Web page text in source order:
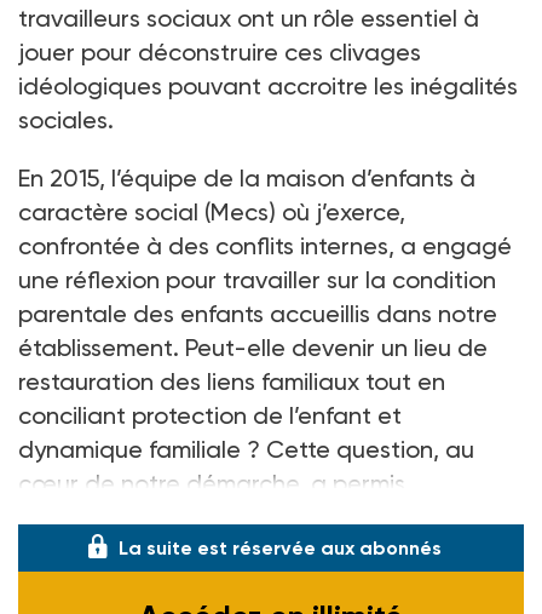
travailleurs sociaux ont un rôle essentiel à
jouer pour déconstruire ces clivages
idéologiques pouvant accroitre les inégalités
sociales.
En 2015, l’équipe de la maison d’enfants à
caractère social (Mecs) où j’exerce,
confrontée à des conflits internes, a engagé
une réflexion pour travailler sur la condition
parentale des enfants accueillis dans notre
établissement. Peut-elle devenir un lieu de
restauration des liens familiaux tout en
conciliant protection de l’enfant et
dynamique familiale ? Cette question, au
cœur de notre démarche, a permis
La suite est réservée aux abonnés